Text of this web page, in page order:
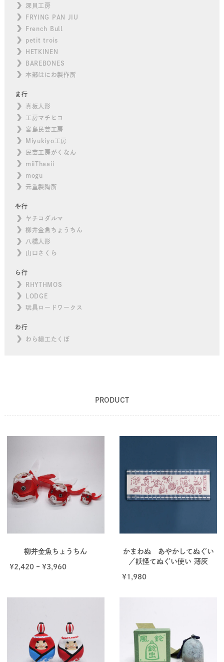
深貝工房
FRYING PAN JIU
French Bull
petit trois
HETKINEN
BAREBONES
本部はにわ製作所
ま行
真坂人形
工房マチヒコ
宮島民芸工房
Miyukiyo工房
民芸工房がくなん
miiThaaii
mogu
元重製陶所
や行
ヤチコダルマ
柳井金魚ちょうちん
八橋人形
山口さくら
ら行
RHYTHMOS
LODGE
玩具ロードワークス
わ行
わら細工たくぼ
PRODUCT
柳井金魚ちょうちん
¥2,420– ¥3,960
かまわぬ あやかしてぬぐい
／妖怪てぬぐい使い 薄灰
¥1,980